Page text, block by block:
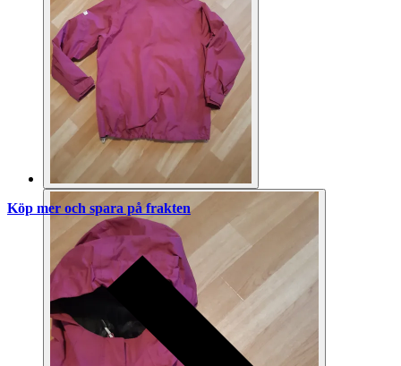
Köp mer och spara på frakten